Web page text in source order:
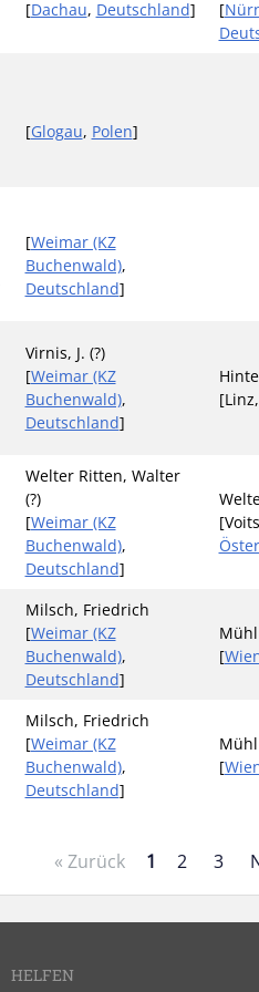
[Dachau, Deutschland] [
[Glogau, Polen]
[Weimar (KZ
Buchenwald),
Deutschland]
Virnis, J. (?)
[Weimar (KZ
Buchenwald),
Deutschland]
Welter Ritten, Walter
(?)
[Weimar (KZ
Buchenwald),
Deutschland]
Milsch, Friedrich
[Weimar (KZ
Buchenwald),
Deutschland]
[
Milsch, Friedrich
[Weimar (KZ
Buchenwald),
Deutschland]
[
« Zurück 1 2 3
HELFEN